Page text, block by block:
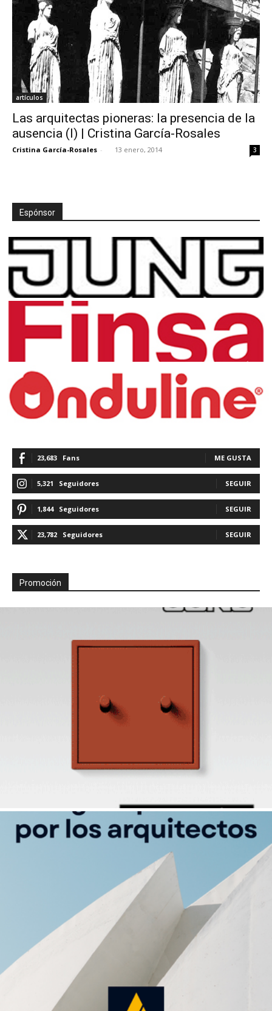
artículos
Las arquitectas pioneras: la presencia de la
ausencia (I) | Cristina García-Rosales
Cristina García-Rosales - 13 enero, 2014 3
Espónsor
23,683 Fans ME GUSTA
5,321 Seguidores SEGUIR
1,844 Seguidores SEGUIR
23,782 Seguidores SEGUIR
Promoción